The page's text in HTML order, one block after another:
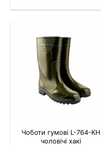
Чоботи гумові L-764-KH
чоловічі хакі